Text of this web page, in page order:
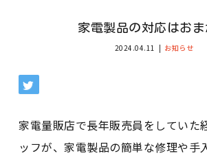
家電製品の対応はおま
2024.04.11 お知らせ
家電量販店で長年販売員をしていた
ッフが、家電製品の簡単な修理や手